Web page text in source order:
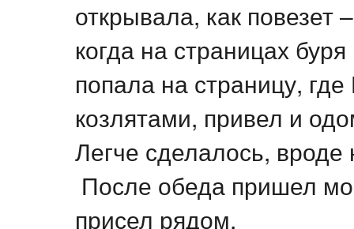
открывала, как
когда на страницах
попала на страницу,
козлятами, привел и
Легче сделалось, вроде
После обеда пришел
присел рядом.